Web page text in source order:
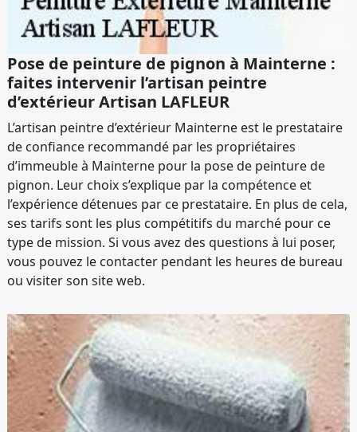
Pose de peinture de pignon à Mainterne :
faites intervenir l’artisan peintre
d’extérieur Artisan LAFLEUR
L’artisan peintre d’extérieur Mainterne est le prestataire
de confiance recommandé par les propriétaires
d’immeuble à Mainterne pour la pose de peinture de
pignon. Leur choix s’explique par la compétence et
l’expérience détenues par ce prestataire. En plus de cela,
ses tarifs sont les plus compétitifs du marché pour ce
type de mission. Si vous avez des questions à lui poser,
vous pouvez le contacter pendant les heures de bureau
ou visiter son site web.